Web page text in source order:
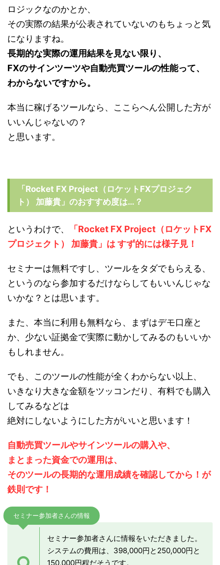
ロジックなのかとか、
その実際の結果が公表されていないのもちょっと気
になりますね。
長期的な実際の運用結果を見ない限り、
FXのサインツーツや自動売買ツールの性能って、
わからないですから。
本当に稼げるツールなら、ここらへん公開した方が
いいんじゃないの？
と思います。
「Rocket FX Project（ロケットFXプロジェク
ト） 加藤貴」のおすすめ度は…？
というわけで、
「Rocket FX Project（ロケットFX
プロジェクト） 加藤貴」は すず的には様子見！
セミナーは無料ですし、ツールをタダでもらえる、
というのなら参加するだけならしてもいいんじゃな
いかな？とは思います。
また、本当に利用も無料なら、まずはデモ口座と
か、少ない証拠金で実際に動かしてみるのもいいか
もしれません。
でも、このツールの性能が全くわからない以上、
いきなり大きな金額をツッコンだり、有料でも購入
してみるなどは
絶対にしないようにした方がいいと思います！
自動売買ツールやサインツールの購入や、
まとまった資金での運用は、
そのツールの長期的な運用成績を確認してから！が
鉄則です！
セミナー参加者さんの情報
セミナー参加者さんに情報をいただきました。
システムの費用は、398,000円と250,000円と
150,000円程だそうです。